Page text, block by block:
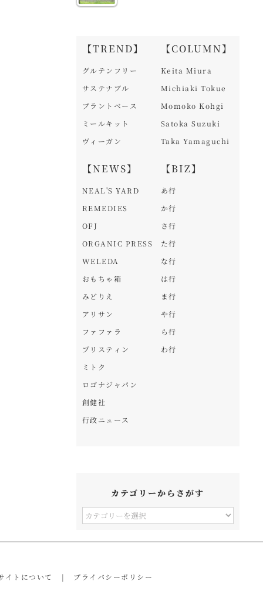
【TREND】
グルテンフリー
サステナブル
プラントベース
ミールキット
ヴィーガン
【NEWS】
NEAL'S YARD
REMEDIES
OFJ
ORGANIC PRESS
WELEDA
おもちゃ箱
みどりえ
アリサン
ファファラ
プリスティン
ミトク
ロゴナジャパン
創健社
行政ニュース
【COLUMN】
Keita Miura
Michiaki Tokue
Momoko Kohgi
Satoka Suzuki
Taka Yamaguchi
【BIZ】
あ行
か行
さ行
た行
な行
は行
ま行
や行
ら行
わ行
カテゴリーからさがす
カ
ー
イトについて プライバシーポリシー